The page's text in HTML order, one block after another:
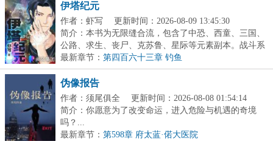
伊塔纪元
作者：虾写
更新时间：2026-08-09 13:45:30
简介：本书为无限缝合流，包含了中恐、西童、三国、
公路、求生、丧尸、克苏鲁、星际等元素副本。战斗系
统...
最新章节： 第四百六十三章 钓鱼
伪像报告
作者：须尾俱全
更新时间：2026-08-08 01:54:14
简介：你愿意为了改变命运，进入危险与机遇的奇境
吗？...
最新章节： 第598章 府太蓝·偌大医院